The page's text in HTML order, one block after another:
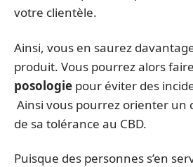
votre clientèle.
Ainsi, vous en saurez
produit. Vous pourrez alors
posologie pour éviter des
Ainsi vous pourrez orienter un
de sa tolérance au CBD.
Puisque des personnes s’en